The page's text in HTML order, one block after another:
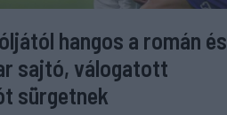
hangos a román és
sajtó, válogatott
sürgetnek